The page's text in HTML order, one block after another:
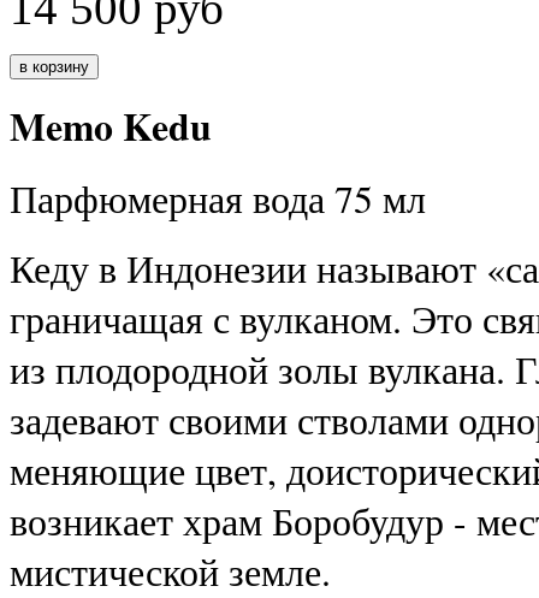
Memo Kedu
Парфюмерная вода 75 мл
Кеду в Индонезии называют
граничащая с вулканом. Это
из плодородной золы вулкана.
задевают своими стволами
меняющие цвет,
возникает храм Боробудур -
мистической земле.